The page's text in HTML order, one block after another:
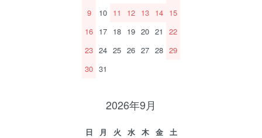
9
10 11 12 13 14 15
16 17 18 19 20 21
22
23 24 25 26 27 28 29
30 31
2026年9月
日 月 火 水 木 金
土